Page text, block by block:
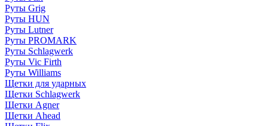
Руты Grig
Руты HUN
Руты Lutner
Руты PROMARK
Руты Schlagwerk
Руты Vic Firth
Руты Williams
Щетки для ударных
Щетки Schlagwerk
Щетки Agner
Щетки Ahead